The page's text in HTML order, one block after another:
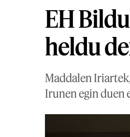
EH
heldu
Maddalen
Irunen egin duen